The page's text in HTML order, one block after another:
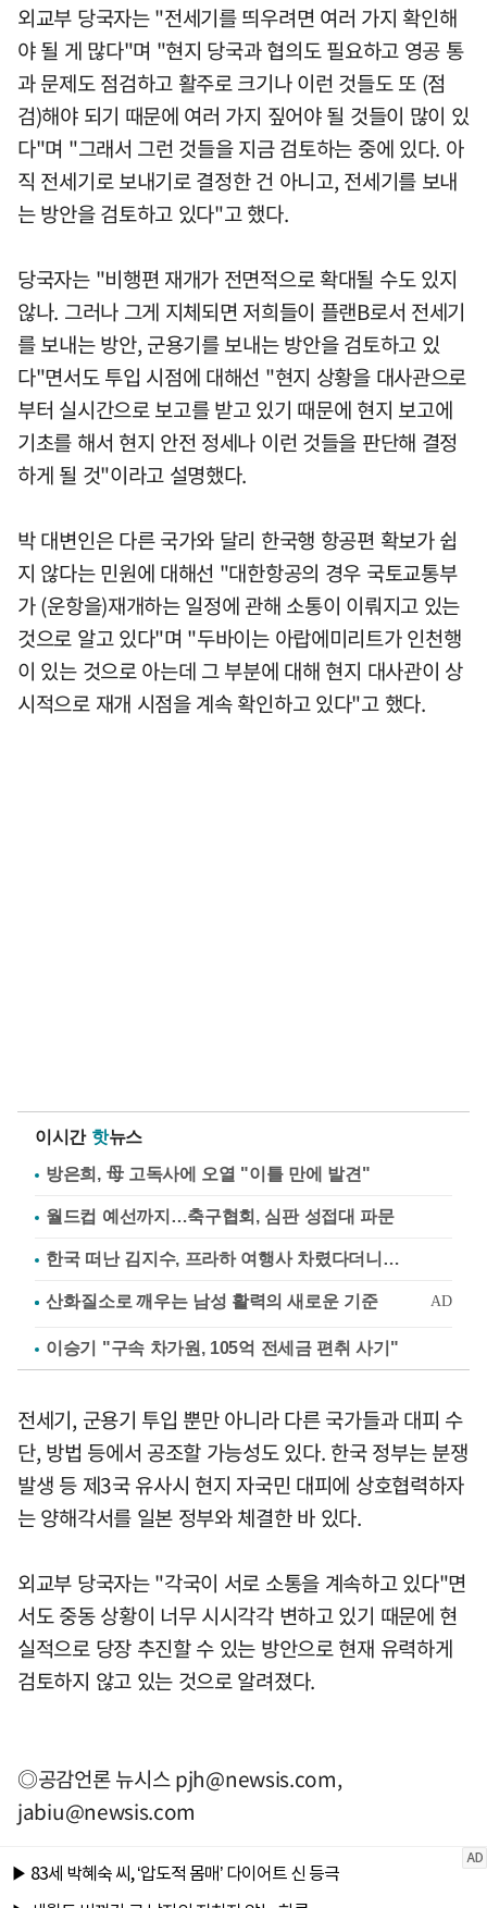
외교부 당국자는 "전세기를 띄우려면 여러 가지 확인해
야 될 게 많다"며 "현지 당국과 협의도 필요하고 영공 통
과 문제도 점검하고 활주로 크기나 이런 것들도 또 (점
검)해야 되기 때문에 여러 가지 짚어야 될 것들이 많이 있
다"며 "그래서 그런 것들을 지금 검토하는 중에 있다. 아
직 전세기로 보내기로 결정한 건 아니고, 전세기를 보내
는 방안을 검토하고 있다"고 했다.
당국자는 "비행편 재개가 전면적으로 확대될 수도 있지
않나. 그러나 그게 지체되면 저희들이 플랜B로서 전세기
를 보내는 방안, 군용기를 보내는 방안을 검토하고 있
다"면서도 투입 시점에 대해선 "현지 상황을 대사관으로
부터 실시간으로 보고를 받고 있기 때문에 현지 보고에
기초를 해서 현지 안전 정세나 이런 것들을 판단해 결정
하게 될 것"이라고 설명했다.
박 대변인은 다른 국가와 달리 한국행 항공편 확보가 쉽
지 않다는 민원에 대해선 "대한항공의 경우 국토교통부
가 (운항을)재개하는 일정에 관해 소통이 이뤄지고 있는
것으로 알고 있다"며 "두바이는 아랍에미리트가 인천행
이 있는 것으로 아는데 그 부분에 대해 현지 대사관이 상
시적으로 재개 시점을 계속 확인하고 있다"고 했다.
이시간 핫뉴스
방은희, 母 고독사에 오열 "이틀 만에 발견"
월드컵 예선까지…축구협회, 심판 성접대 파문
한국 떠난 김지수, 프라하 여행사 차렸다더니…
이승기 "구속 차가원, 105억 전세금 편취 사기"
전세기, 군용기 투입 뿐만 아니라 다른 국가들과 대피 수
단, 방법 등에서 공조할 가능성도 있다. 한국 정부는 분쟁
발생 등 제3국 유사시 현지 자국민 대피에 상호협력하자
는 양해각서를 일본 정부와 체결한 바 있다.
외교부 당국자는 "각국이 서로 소통을 계속하고 있다"면
서도 중동 상황이 너무 시시각각 변하고 있기 때문에 현
실적으로 당장 추진할 수 있는 방안으로 현재 유력하게
검토하지 않고 있는 것으로 알려졌다.
◎공감언론 뉴시스pjh@newsis.com,
jabiu@newsis.com